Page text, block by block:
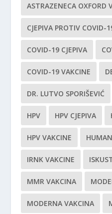
ASTRAZENECA OXFORD
CJEPIVA PROTIV COVID-
COVID-19 CJEPIVA
COVID-19 VAKCINE
DR. LUTVO SPORIŠEVIĆ
HPV HPV CJEPIVA
HPV VAKCINE
IRNK VAKCINE
MMR VAKCINA
MODERNA VAKCINA